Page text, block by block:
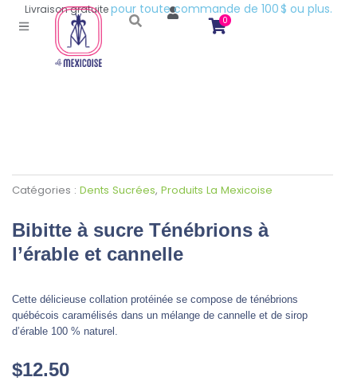
Livraisongratuitepour toute commande de 100$ ou plus.
0
Catégories : Dents Sucrées, Produits La Mexicoise
Bibitte à sucre Ténébrions à
l’érable et cannelle
Cette délicieuse collation protéinée se compose de ténébrions
québécois caramélisés dans un mélange de cannelle et de sirop
d’érable 100 % naturel.
$12.50